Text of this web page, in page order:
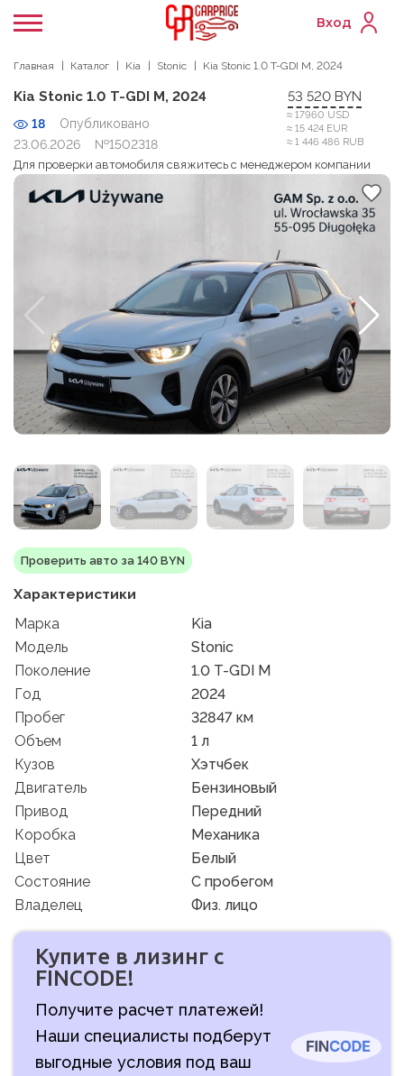
Вход
Главная Каталог Kia Stonic Kia Stonic 1.0 T-GDI M, 2024
Kia Stonic 1.0 T-GDI M, 2024
18
Опубликовано
23.06.2026
№1502318
53 520 BYN
≈ 17960 USD
≈ 15 424 EUR
≈ 1 446 486 RUB
Для проверки автомобиля свяжитесь с менеджером компании
Проверить авто за 140 BYN
Характеристики
Марка
Kia
Модель
Stonic
Поколение
1.0 T-GDI M
Год
2024
Пробег
32847 км
Объем
1 л
Кузов
Хэтчбек
Двигатель
Бензиновый
Привод
Передний
Коробка
Механика
Цвет
Белый
Состояние
C пробегом
Владелец
Физ. лицо
Купите в лизинг с
FINCODE!
Получите расчет платежей!
Наши специалисты подберут
выгодные условия под ваш